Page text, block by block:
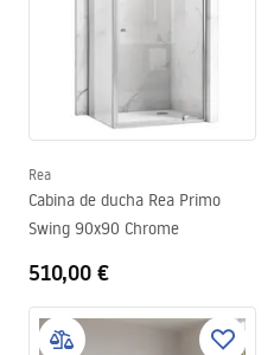
Rea
Cabina de ducha Rea Primo
Swing 90x90 Chrome
510,00 €